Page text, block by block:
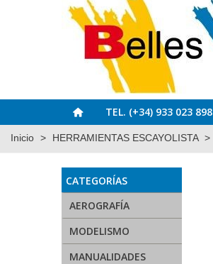
TEL. (+34) 933 023 898
Inicio > HERRAMIENTAS ESCAYOLISTA >
CATEGORÍAS
AEROGRAFÍA
MODELISMO
MANUALIDADES